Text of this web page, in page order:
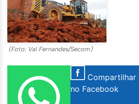
(Foto: Val Fernandes/Secom)
Compartilhar
no Facebook